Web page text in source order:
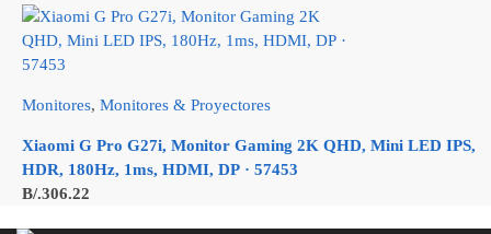
Monitores, Monitores & Proyectores
Xiaomi G Pro G27i, Monitor Gaming 2K QHD, Mini LED IPS,
HDR, 180Hz, 1ms, HDMI, DP · 57453
B/.306.22